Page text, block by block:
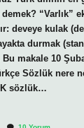
“Varlık”
deveye kulak
durmak
makale 10
Sözlük nere
sözlük…